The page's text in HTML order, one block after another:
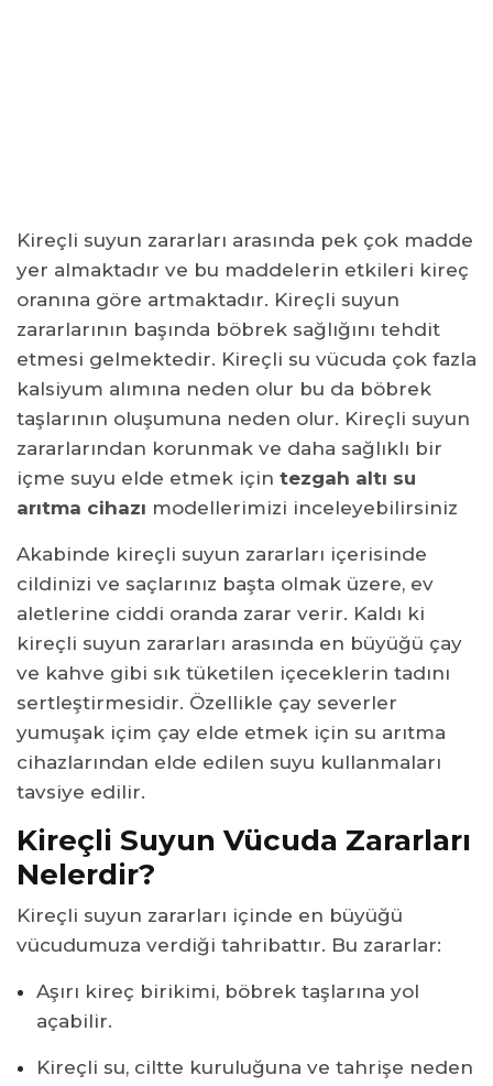
Su arıtma cihazı sudaki kireci önler mi?
Kireçli suyun zararları arasında pek çok madde
yer almaktadır ve bu maddelerin etkileri kireç
oranına göre artmaktadır. Kireçli suyun
zararlarının başında böbrek sağlığını tehdit
etmesi gelmektedir. Kireçli su vücuda çok fazla
kalsiyum alımına neden olur bu da böbrek
taşlarının oluşumuna neden olur. Kireçli suyun
zararlarından korunmak ve daha sağlıklı bir
içme suyu elde etmek için tezgah altı su
arıtma cihazı modellerimizi inceleyebilirsiniz
Akabinde kireçli suyun zararları içerisinde
cildinizi ve saçlarınız başta olmak üzere, ev
aletlerine ciddi oranda zarar verir. Kaldı ki
kireçli suyun zararları arasında en büyüğü çay
ve kahve gibi sık tüketilen içeceklerin tadını
sertleştirmesidir. Özellikle çay severler
yumuşak içim çay elde etmek için su arıtma
cihazlarından elde edilen suyu kullanmaları
tavsiye edilir.
Kireçli Suyun Vücuda Zararları
Nelerdir?
Kireçli suyun zararları içinde en büyüğü
vücudumuza verdiği tahribattır. Bu zararlar:
Aşırı kireç birikimi, böbrek taşlarına yol
açabilir.
Kireçli su, ciltte kuruluğuna ve tahrişe neden